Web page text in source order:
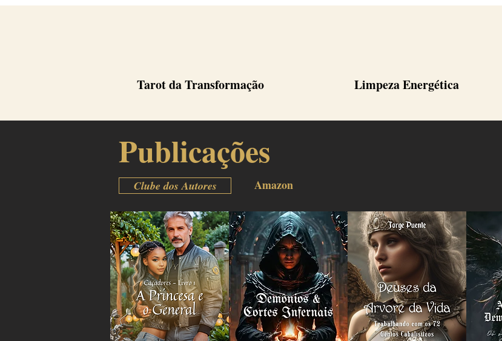
Tarot da Transformação Limpeza Energética
Publicações
Clube dos Autores Amazon